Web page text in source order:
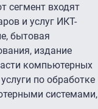
сегмент входят
и услуг ИКТ-
бытовая
издание
компьютерных
по обработке
системами,